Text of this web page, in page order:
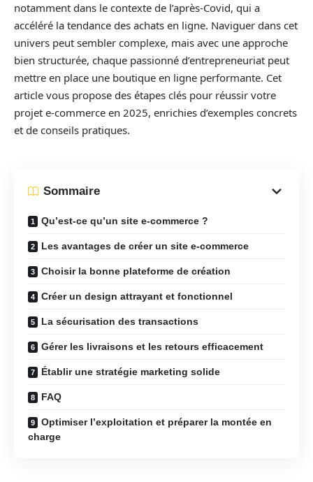
notamment dans le contexte de l’après-Covid, qui a
accéléré la tendance des achats en ligne. Naviguer dans cet
univers peut sembler complexe, mais avec une approche
bien structurée, chaque passionné d’entrepreneuriat peut
mettre en place une boutique en ligne performante. Cet
article vous propose des étapes clés pour réussir votre
projet e-commerce en 2025, enrichies d’exemples concrets
et de conseils pratiques.
Sommaire
Qu’est-ce qu’un site e-commerce ?
Les avantages de créer un site e-commerce
Choisir la bonne plateforme de création
Créer un design attrayant et fonctionnel
La sécurisation des transactions
Gérer les livraisons et les retours efficacement
Établir une stratégie marketing solide
FAQ
Optimiser l’exploitation et préparer la montée en
charge